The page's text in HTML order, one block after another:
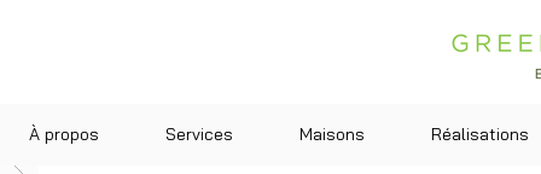
À propos Services Maisons Réalisations